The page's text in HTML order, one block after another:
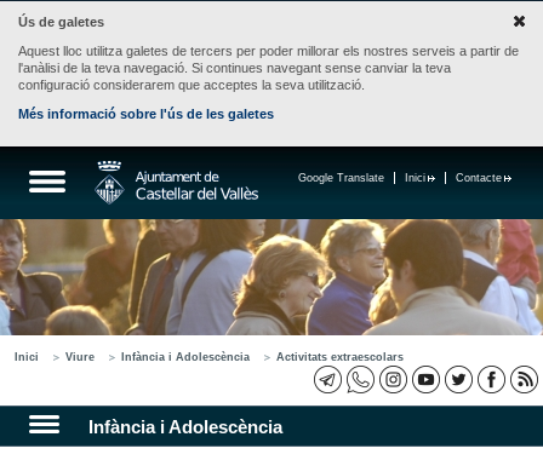
Ús de galetes
Aquest lloc utilitza galetes de tercers per poder millorar els nostres serveis a partir de
l'anàlisi de la teva navegació. Si continues navegant sense canviar la teva
configuració considerarem que acceptes la seva utilització.
Més informació sobre l'ús de les galetes
Contacte
Inici
Google Translate
Inici Viure Infància i Adolescència Activitats extraescolars
Infància i Adolescència